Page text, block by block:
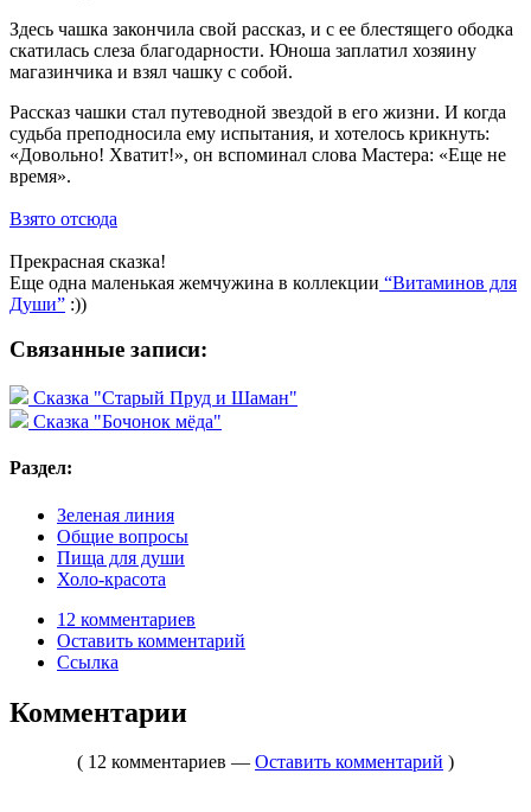
Здесь чашка закончила свой рассказ, и с ее блестящего ободка
скатилась слеза благодарности. Юноша заплатил хозяину
магазинчика и взял чашку с собой.
Рассказ чашки стал путеводной звездой в его жизни. И когда
судьба преподносила ему испытания, и хотелось крикнуть:
«Довольно! Хватит!», он вспоминал слова Мастера: «Еще не
время».
Взято отсюда
Прекрасная сказка!
Еще одна маленькая жемчужина в коллекции “Витаминов для
Души” :))
Связанные записи:
Сказка "Старый Пруд и Шаман"
Сказка "Бочонок мёда"
Раздел:
Зеленая линия
Общие вопросы
Пища для души
Холо-красота
12 комментариев
Оставить комментарий
Ссылка
Комментарии
( 12 комментариев — Оставить комментарий )